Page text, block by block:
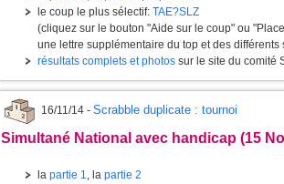
le coup le plus sélectif: TAE?SLZ
(cliquez sur le bouton "Aide sur le coup" ou
une lettre supplémentaire du top et des différents
résultats complets et photos sur le site du comité
16/11/14 - Scrabble duplicate : tournoi
Simultané National avec handicap (15
la partie 1, la partie 2